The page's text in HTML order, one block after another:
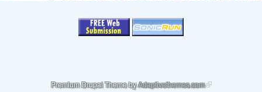
Premium Drupal Theme byAdaptivethemes.com(link is external)